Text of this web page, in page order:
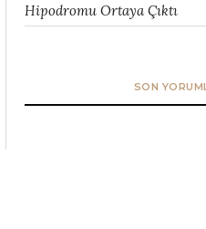
Hipodromu Ortaya Çıktı
SON